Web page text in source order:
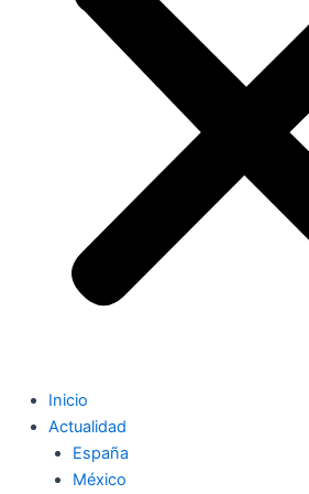
Inicio
Actualidad
España
México